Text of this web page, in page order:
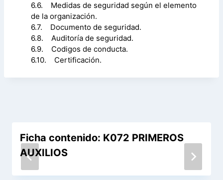
6.6. Medidas de seguridad según el elemento
de la organización.
6.7. Documento de seguridad.
6.8. Auditoría de seguridad.
6.9. Codigos de conducta.
6.10. Certificación.
Ficha contenido: K072 PRIMEROS
AUXILIOS